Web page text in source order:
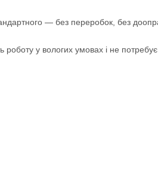
— без переробок, без
у вологих умовах і не